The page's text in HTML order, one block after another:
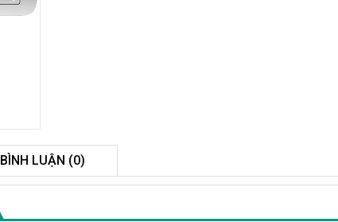
Màn Hình Máy Tính Lenovo
BÌNH LUẬN (0)